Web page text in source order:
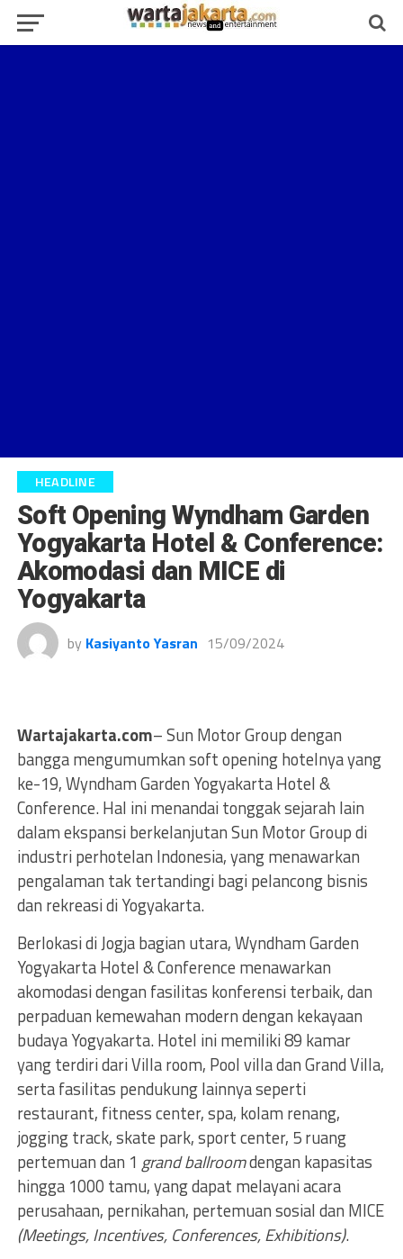
HEADLINE
Soft Opening Wyndham Garden
Yogyakarta Hotel & Conference:
Akomodasi dan MICE di
Yogyakarta
by Kasiyanto Yasran 15/09/2024
Wartajakarta.com– Sun Motor Group dengan
bangga mengumumkan soft opening hotelnya yang
ke-19, Wyndham Garden Yogyakarta Hotel &
Conference. Hal ini menandai tonggak sejarah lain
dalam ekspansi berkelanjutan Sun Motor Group di
industri perhotelan Indonesia, yang menawarkan
pengalaman tak tertandingi bagi pelancong bisnis
dan rekreasi di Yogyakarta.
Berlokasi di Jogja bagian utara, Wyndham Garden
Yogyakarta Hotel & Conference menawarkan
akomodasi dengan fasilitas konferensi terbaik, dan
perpaduan kemewahan modern dengan kekayaan
budaya Yogyakarta. Hotel ini memiliki 89 kamar
yang terdiri dari Villa room, Pool villa dan Grand Villa,
serta fasilitas pendukung lainnya seperti
restaurant, fitness center, spa, kolam renang,
jogging track, skate park, sport center, 5 ruang
pertemuan dan 1 grand ballroomdengan kapasitas
hingga 1000 tamu, yang dapat melayani acara
perusahaan, pernikahan, pertemuan sosial dan MICE
(Meetings, Incentives, Conferences, Exhibitions).